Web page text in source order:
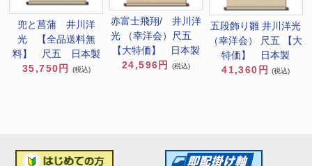
兜と菖蒲 井川洋
光 【全品送料無
料】 尺五 日本製
35,750円
(税込)
赤富士飛翔/ 井川洋
光 （幸洋会）尺五
【大特価】 日本製
24,596円
(税込)
五段飾り雛 井川洋光
（幸洋会） 尺五 【大
特価】 日本製
41,360円
(税込)